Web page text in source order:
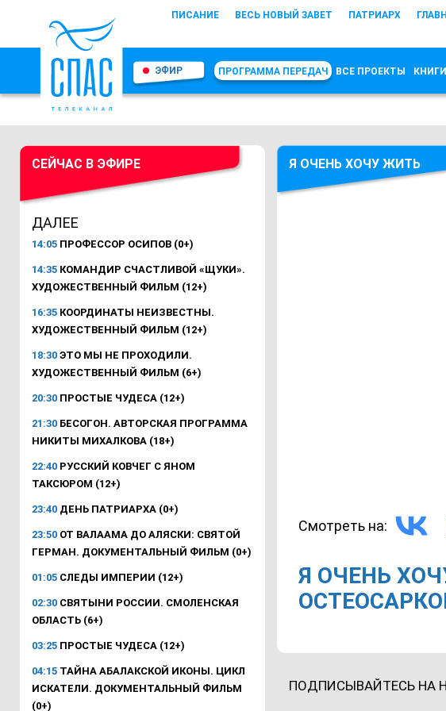
ПИСАНИЕ ВЕСЬ НОВЫЙ ЗАВЕТ ПАТРИАРХ
ЭФИР ПРОГРАММА ПЕРЕДАЧ ВСЕ ПРОЕКТЫ
СЕЙЧАС В ЭФИРЕ
ДАЛЕЕ
14:05 ПРОФЕССОР ОСИПОВ (0+)
14:35 КОМАНДИР СЧАСТЛИВОЙ «ЩУКИ».
ХУДОЖЕСТВЕННЫЙ ФИЛЬМ (12+)
16:35 КООРДИНАТЫ НЕИЗВЕСТНЫ.
ХУДОЖЕСТВЕННЫЙ ФИЛЬМ (12+)
18:30 ЭТО МЫ НЕ ПРОХОДИЛИ.
ХУДОЖЕСТВЕННЫЙ ФИЛЬМ (6+)
20:30 ПРОСТЫЕ ЧУДЕСА (12+)
21:30 БЕСОГОН. АВТОРСКАЯ ПРОГРАММА
НИКИТЫ МИХАЛКОВА (18+)
22:40 РУССКИЙ КОВЧЕГ С ЯНОМ
ТАКСЮРОМ (12+)
23:40 ДЕНЬ ПАТРИАРХА (0+)
23:50 ОТ ВАЛААМА ДО АЛЯСКИ: СВЯТОЙ
ГЕРМАН. ДОКУМЕНТАЛЬНЫЙ ФИЛЬМ (0+)
01:05 СЛЕДЫ ИМПЕРИИ (12+)
02:30 СВЯТЫНИ РОССИИ. СМОЛЕНСКАЯ
ОБЛАСТЬ (6+)
03:25 ПРОСТЫЕ ЧУДЕСА (12+)
04:15 ТАЙНА АБАЛАКСКОЙ ИКОНЫ. ЦИКЛ
ИСКАТЕЛИ. ДОКУМЕНТАЛЬНЫЙ ФИЛЬМ
(0+)
Я ОЧЕНЬ ХОЧУ ЖИТЬ
Смотреть на:
Я ОЧЕНЬ
ПОДПИСЫВАЙТЕСЬ НА